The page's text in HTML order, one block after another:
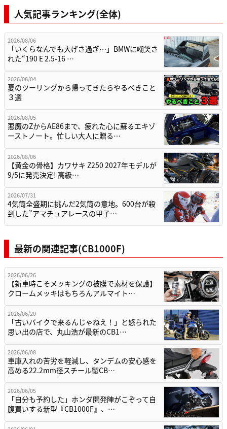
人気記事ランキング(全体)
2026/08/06
「いくらなんでも大げさ過ぎ…」BMWに嘲笑さ
れた“190 E 2.5-16 …
2026/08/04
夏のツーリングから帰ってきたらやるべきこと
３選
2026/08/05
悪魔のZからAE86まで、疲れた心に蘇るエキゾ
ーストノート。忙しい大人に贈る…
2026/08/06
【黄金の骨格】カワサキ Z250 2027年モデルが
9/5に発売決定! 高級…
2026/07/31
4気筒全盛期に挑んだ2気筒の意地。600台が殺
到した”アマチュアレースの甲子…
最新の関連記事(CB1000F)
2026/06/26
【新車時こそメッキングの被膜で素材を保護】
クロームメッキはもちろんアルマイト…
2026/06/20
「古いバイクで来るんじゃねえ！」と怒られた
思い出の店で、丸山浩が最新のCB1…
2026/06/08
車庫入れの苦労を軽減し、タンデムの安心感を
高める22.2mm径スチール製CB…
2026/06/05
「自分も予約した」ホンダ開発陣がこぞって自
腹買いする新型『CB1000F』、…